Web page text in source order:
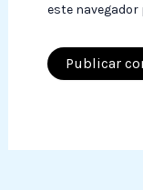
este navegador